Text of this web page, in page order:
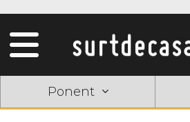
Ponent